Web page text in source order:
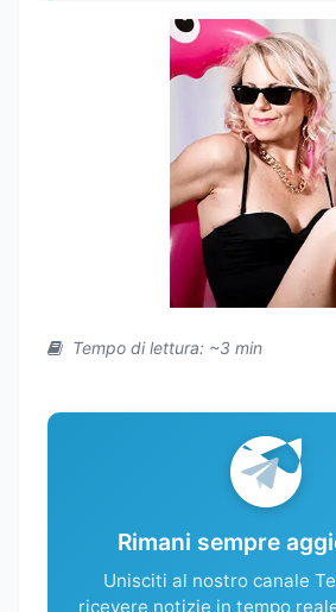
Tempo di lettura: ~3 min
Rimani sempre
Unisciti al nostro canale
ricevere notizie in tempo